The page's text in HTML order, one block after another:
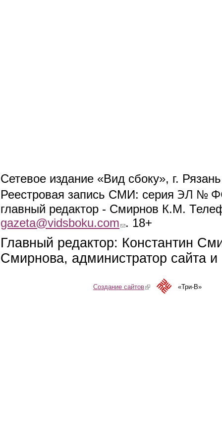
Сетевое издание «Вид сбоку», г.
Реестровая запись СМИ: серия ЭЛ №
главный редактор - Смирнов К.М.
gazeta@vidsboku.com (link sends e-mail)
. 18+
Главный редактор: Константин
Смирнова, администратор сайта
Создание сайтов(link is external)«Три-В»